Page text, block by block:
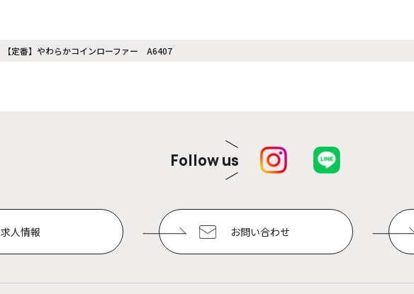
【定番】やわらかコインローファー A6407
Follow us
求人情報 お問い合わせ